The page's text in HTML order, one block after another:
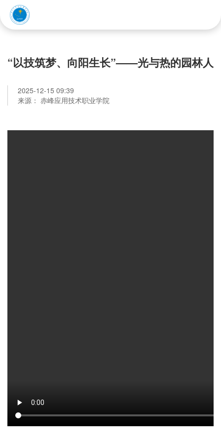
“以技筑梦、向阳生长”——光与热的园林人
2025-12-15 09:39
来源： 赤峰应用技术职业学院